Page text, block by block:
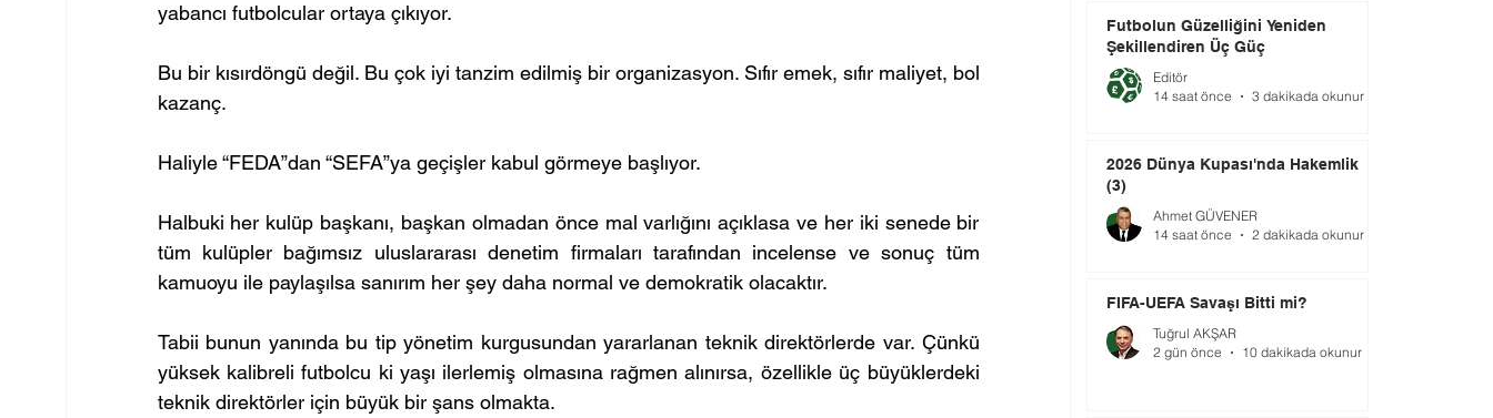
yabancı futbolcular ortaya çıkıyor.
Bu bir kısırdöngü değil. Bu çok iyi tanzim edilmiş bir organizasyon. Sıfır emek, sıfır maliyet, bol
kazanç.
Haliyle “FEDA”dan “SEFA”ya geçişler kabul görmeye başlıyor.
Halbuki her kulüp başkanı, başkan olmadan önce mal varlığını açıklasa ve her iki senede bir
tüm kulüpler bağımsız uluslararası denetim firmaları tarafından incelense ve sonuç tüm
kamuoyu ile paylaşılsa sanırım her şey daha normal ve demokratik olacaktır.
Tabii bunun yanında bu tip yönetim kurgusundan yararlanan teknik direktörlerde var. Çünkü
yüksek kalibreli futbolcu ki yaşı ilerlemiş olmasına rağmen alınırsa, özellikle üç büyüklerdeki
teknik direktörler için büyük bir şans olmakta.
Futbolun Güzelliğini Yeniden
Şekillendiren Üç Güç
Editör
14 saat önce
3 dakikada okunur
2026 Dünya Kupası'nda Hakemlik
(3)
Ahmet GÜVENER
14 saat önce
2 dakikada okunur
FIFA-UEFA Savaşı Bitti mi?
Tuğrul AKŞAR
2 gün önce
10 dakikada okunur